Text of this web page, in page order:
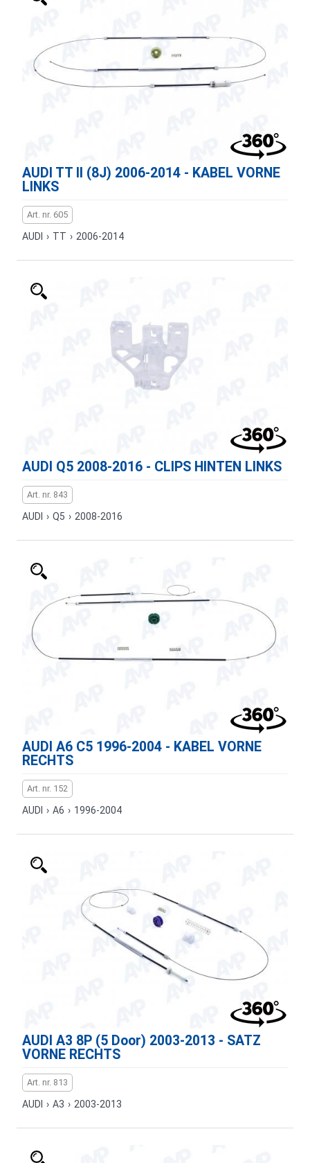
AUDI TT II (8J) 2006-2014 - KABEL VORNE
LINKS
Art. nr. 605
AUDI › TT › 2006-2014
AUDI Q5 2008-2016 - CLIPS HINTEN LINKS
Art. nr. 843
AUDI › Q5 › 2008-2016
AUDI A6 C5 1996-2004 - KABEL VORNE
RECHTS
Art. nr. 152
AUDI › A6 › 1996-2004
AUDI A3 8P (5 Door) 2003-2013 - SATZ
VORNE RECHTS
Art. nr. 813
AUDI › A3 › 2003-2013